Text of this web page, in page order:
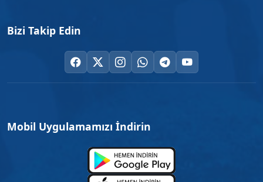
Bizi Takip Edin
Mobil Uygulamamızı İndirin